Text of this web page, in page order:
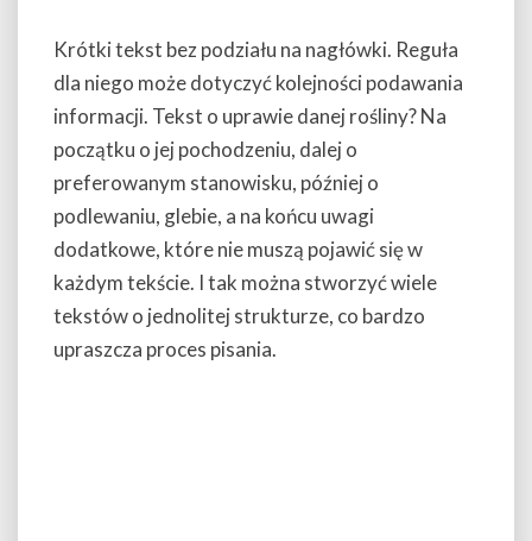
Krótki tekst bez podziału na nagłówki. Reguła
dla niego może dotyczyć kolejności podawania
informacji. Tekst o uprawie danej rośliny? Na
początku o jej pochodzeniu, dalej o
preferowanym stanowisku, później o
podlewaniu, glebie, a na końcu uwagi
dodatkowe, które nie muszą pojawić się w
każdym tekście. I tak można stworzyć wiele
tekstów o jednolitej strukturze, co bardzo
upraszcza proces pisania.